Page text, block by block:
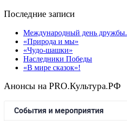
Последние записи
Международный день дружбы.
«Природа и мы»
«Чудо-шашки»
Наследники Победы
«В мире сказок»!
Анонсы на PRO.Культура.РФ